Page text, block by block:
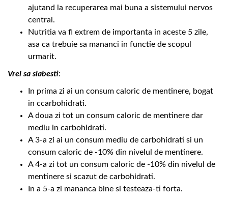
ajutand la recuperarea mai buna a sistemului nervos
central.
Nutritia va fi extrem de importanta in aceste 5 zile,
asa ca trebuie sa mananci in functie de scopul
urmarit.
Vrei sa slabesti:
In prima zi ai un consum caloric de mentinere, bogat
in ccarbohidrati.
A doua zi tot un consum caloric de mentinere dar
mediu in carbohidrati.
A 3-a zi ai un consum mediu de carbohidrati si un
consum caloric de -10% din nivelul de mentinere.
A 4-a zi tot un consum caloric de -10% din nivelul de
mentinere si scazut de carbohidrati.
In a 5-a zi mananca bine si testeaza-ti forta.